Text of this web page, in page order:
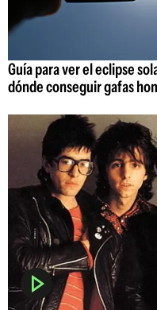
Guía para ver el eclipse
dónde conseguir gafas